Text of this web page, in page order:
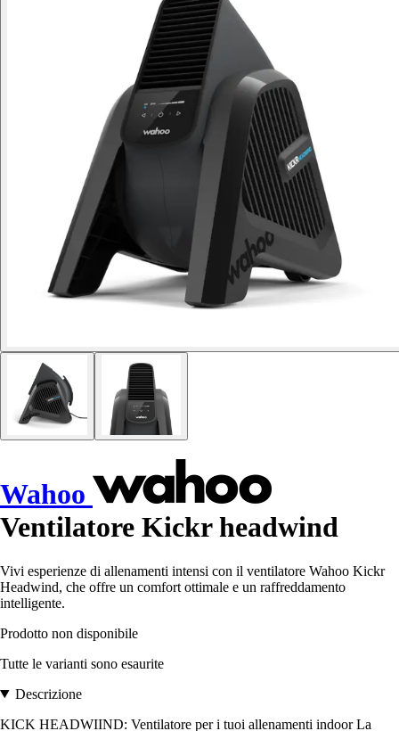
Wahoo
Ventilatore Kickr headwind
Vivi esperienze di allenamenti intensi con il ventilatore Wahoo Kickr
Headwind, che offre un comfort ottimale e un raffreddamento
intelligente.
Prodotto non disponibile
Tutte le varianti sono esaurite
Descrizione
KICK HEADWIIND: Ventilatore per i tuoi allenamenti indoor La